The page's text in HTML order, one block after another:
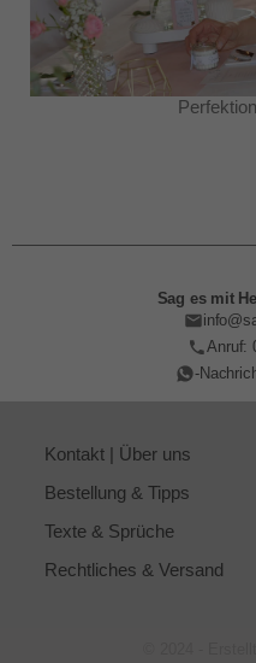
Sag es mit
Anruf:
-
Kontakt | Über uns
Bestellung & Tipps
Texte & Sprüche
Rechtliches & Versand